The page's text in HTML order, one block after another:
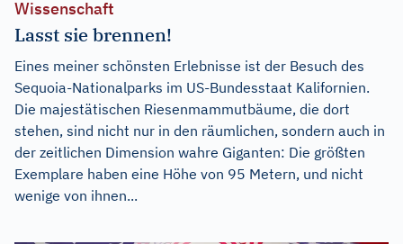
Wissenschaft
Lasst sie brennen!
Eines meiner schönsten Erlebnisse ist der Besuch des
Sequoia-Nationalparks im US-Bundesstaat Kalifornien.
Die majestätischen Riesenmammutbäume, die dort
stehen, sind nicht nur in den räumlichen, sondern auch in
der zeitlichen Dimension wahre Giganten: Die größten
Exemplare haben eine Höhe von 95 Metern, und nicht
wenige von ihnen...